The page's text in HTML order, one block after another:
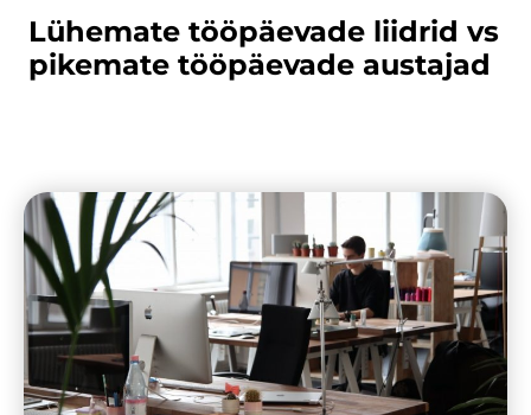
Lühemate tööpäevade liidrid vs
pikemate tööpäevade austajad